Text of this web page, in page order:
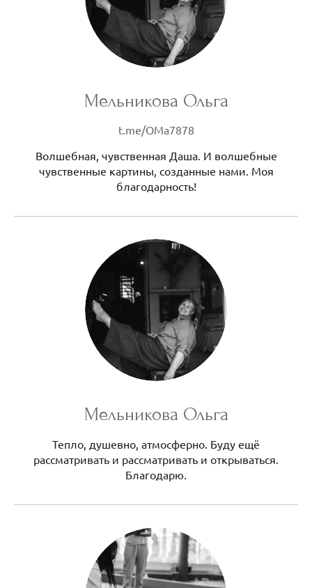
Мельникова Ольга
t.me/OMa7878
Волшебная, чувственная Даша. И волшебные
чувственные картины, созданные нами. Моя
благодарность!
Мельникова Ольга
Тепло, душевно, атмосферно. Буду ещё
рассматривать и рассматривать и открываться.
Благодарю.